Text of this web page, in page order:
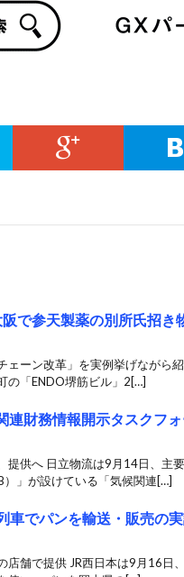
で参天製薬の別所氏招き
ェーン改革」を実例挙げながら
の「ENDO堺筋ビル」2[…]
連財務情報開示タスクフ
提供へ 日立物流は9月14日、主
）」が設けている「気候関連[…]
車でパンを輸送・販売の
店舗で提供 JR西日本は9月16日